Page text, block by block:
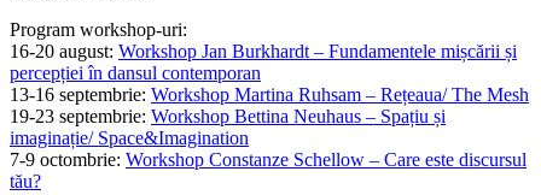
Program workshop-uri:
16-20 august: Workshop Jan Burkhardt – Fundamentele mișcării și
percepției în dansul contemporan
13-16 septembrie: Workshop Martina Ruhsam – Rețeaua/ The Mesh
19-23 septembrie: Workshop Bettina Neuhaus – Spațiu și
imaginație/ Space&Imagination
7-9 octombrie: Workshop Constanze Schellow – Care este discursul
tău?